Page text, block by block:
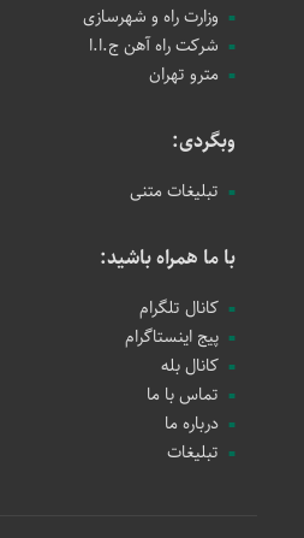
وزارت راه و شهرسازی
شرکت راه آهن ج.ا.ا
مترو تهران
وبگردی:
تبلیغات متنی
با ما همراه باشید:
کانال تلگرام
پیج اینستاگرام
کانال بله
تماس با ما
درباره ما
تبلیغات